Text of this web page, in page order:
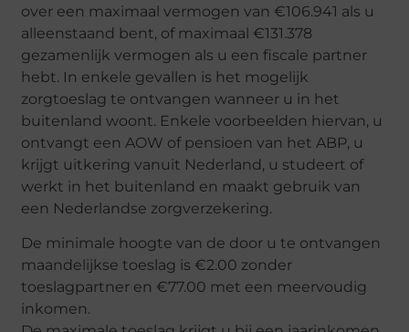
over een maximaal vermogen van €106.941 als u
alleenstaand bent, of maximaal €131.378
gezamenlijk vermogen als u een fiscale partner
hebt. In enkele gevallen is het mogelijk
zorgtoeslag te ontvangen wanneer u in het
buitenland woont. Enkele voorbeelden hiervan, u
ontvangt een AOW of pensioen van het ABP, u
krijgt uitkering vanuit Nederland, u studeert of
werkt in het buitenland en maakt gebruik van
een Nederlandse zorgverzekering.
De minimale hoogte van de door u te ontvangen
maandelijkse toeslag is €2.00 zonder
toeslagpartner en €77.00 met een meervoudig
inkomen.